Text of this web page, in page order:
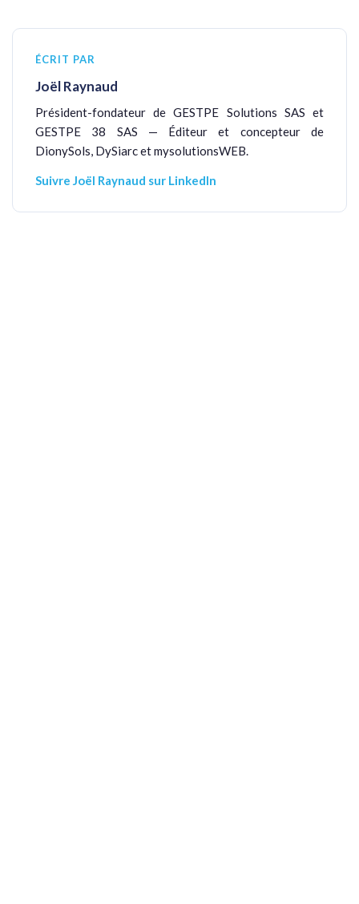
ÉCRIT PAR
Joël Raynaud
Président-fondateur de GESTPE Solutions SAS et
GESTPE 38 SAS — Éditeur et concepteur de
DionySols, DySiarc et mysolutionsWEB.
Suivre Joël Raynaud sur LinkedIn